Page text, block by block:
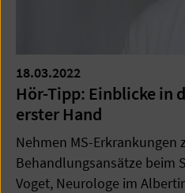
18.03.2022
Hör-Tipp: Einblicke in
erster Hand
Nehmen MS-Erkrankungen
Behandlungsansätze beim
Voget, Neurologe im